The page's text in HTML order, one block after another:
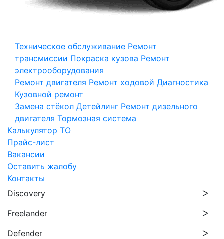
Техническое обслуживание Ремонт
трансмиссии Покраска кузова Ремонт
электрооборудования
Ремонт двигателя Ремонт ходовой Диагностика
Кузовной ремонт
Замена стёкол Детейлинг Ремонт дизельного
двигателя Тормозная система
Калькулятор ТО
Прайс-лист
Вакансии
Оставить жалобу
Контакты
Discovery
Freelander
Defender